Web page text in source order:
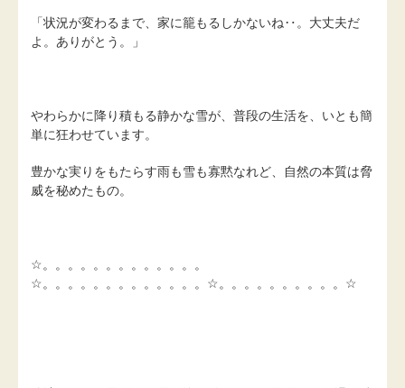
「状況が変わるまで、家に籠もるしかないね‥。大丈夫だ
よ。ありがとう。」
やわらかに降り積もる静かな雪が、普段の生活を、いとも簡
単に狂わせています。
豊かな実りをもたらす雨も雪も寡黙なれど、自然の本質は脅
威を秘めたもの。
☆。。。。。。。。。。。。。
☆。。。。。。。。。。。。。☆。。。。。。。。。。☆